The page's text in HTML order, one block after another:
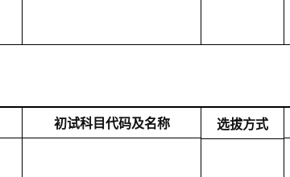
初试科目代码及名称 选拔方式